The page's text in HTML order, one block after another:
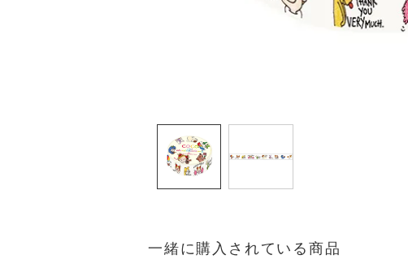
一緒に購入されている商品